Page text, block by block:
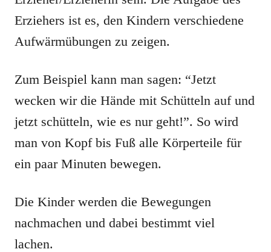
Erziehers ist es, den Kindern verschiedene
Aufwärmübungen zu zeigen.
Zum Beispiel kann man sagen: “Jetzt
wecken wir die Hände mit Schütteln auf und
jetzt schütteln, wie es nur geht!”. So wird
man von Kopf bis Fuß alle Körperteile für
ein paar Minuten bewegen.
Die Kinder werden die Bewegungen
nachmachen und dabei bestimmt viel
lachen.